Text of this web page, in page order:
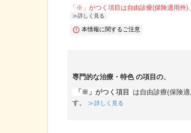
「※」がつく項目は自由診療(保険適用外
詳しく見る
本情報に関するご注意
専門的な治療・特色の項目の、
「※」がつく項目
は自由診療(保険
す。
詳しく見る